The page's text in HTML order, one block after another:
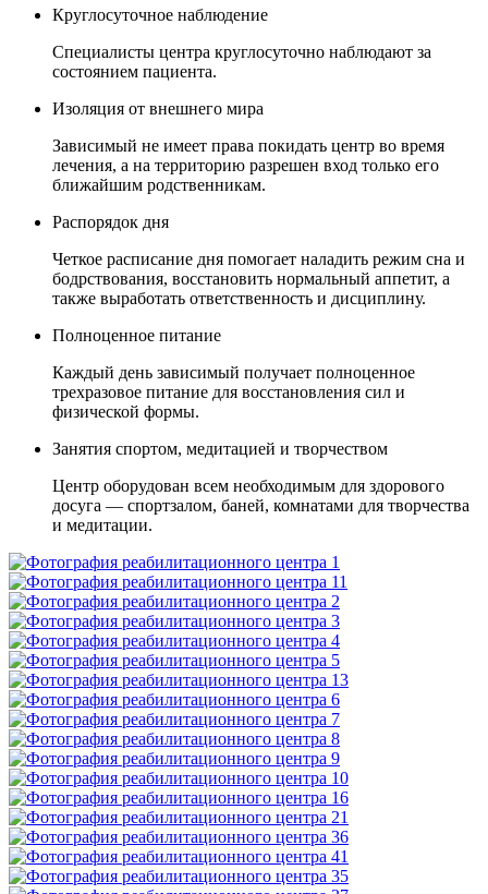
Круглосуточное наблюдение
Специалисты центра круглосуточно наблюдают за
состоянием пациента.
Изоляция от внешнего мира
Зависимый не имеет права покидать центр во время
лечения, а на территорию разрешен вход только его
ближайшим родственникам.
Распорядок дня
Четкое расписание дня помогает наладить режим сна и
бодрствования, восстановить нормальный аппетит, а
также выработать ответственность и дисциплину.
Полноценное питание
Каждый день зависимый получает полноценное
трехразовое питание для восстановления сил и
физической формы.
Занятия спортом, медитацией и творчеством
Центр оборудован всем необходимым для здорового
досуга — спортзалом, баней, комнатами для творчества
и медитации.